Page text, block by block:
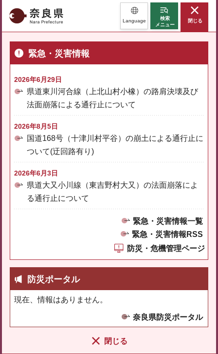
奈良県 Language
検索
メニュー
閉じる
緊急・災害情報
2026年6月29日
県道東川河合線（上北山村小橡）の路肩決壊及び
法面崩落による通行止について
2026年8月5日
国道168号（十津川村平谷）の崩土による通行止に
ついて(迂回路有り)
2026年6月3日
県道大又小川線（東吉野村大又）の法面崩落によ
る通行止について
緊急・災害情報一覧
緊急・災害情報RSS
防災・危機管理ページ
防災ポータル
現在、情報はありません。
奈良県防災ポータル
閉じる